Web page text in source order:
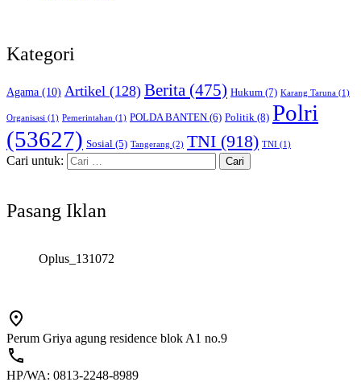
Kategori
Agama (10) Artikel (128) Berita (475) Hukum (7) Karang Taruna (1)
Organisasi (1) Pemerintahan (1) POLDA BANTEN (6) Politik (8) Polri
(53627) Sosial (5) Tangerang (2) TNI (918) TNI (1)
Cari untuk:
Pasang Iklan
Oplus_131072
Perum Griya agung residence blok A1 no.9
HP/WA: 0813-2248-8989